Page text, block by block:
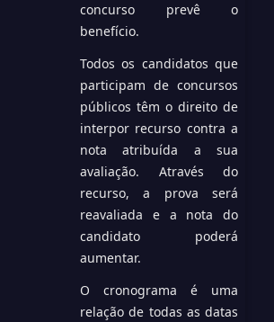
concurso prevê o
benefício.
Todos os candidatos que
participam de concursos
públicos têm o direito de
interpor recurso contra a
nota atribuída a sua
avaliação. Através do
recurso, a prova será
reavaliada e a nota do
candidato poderá
aumentar.
O cronograma é uma
relação de todas as datas